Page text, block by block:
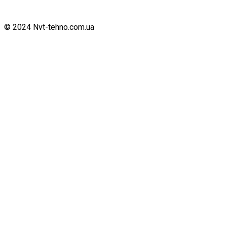
© 2024 Nvt-tehno.com.ua